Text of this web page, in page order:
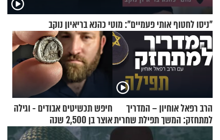
"ניסו לחטוף אותי פעמיים": מוטי כהנא בריאיון נוקב
הרב רפאל אוחיון – המדריך
למתחזק: המשך תפילת שחרית
מאשרי ועד עלינו
חיפש תכשיטים אבודים - וגילה
אוצר בן 2,500 שנה